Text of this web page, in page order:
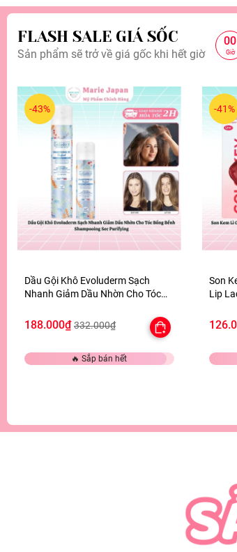
FLASH SALE GIÁ SỐC
Sản phẩm sẽ trở về giá gốc khi hết giờ
00
Giờ
-43%
Dầu Gội Khô Evoluderm Sạch
Nhanh Giảm Dầu Nhờn Cho Tóc
Purifying
188.000₫ 332.000₫
🔥 Sắp bán hết
-41%
Son
Lip